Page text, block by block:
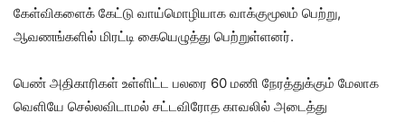
கேள்விகளைக் கேட்டு வாய்மொழியாக வாக்குமூலம் பெற்று,
ஆவணங்களில் மிரட்டி கையெழுத்து பெற்றுள்ளனர்.
பெண் அதிகாரிகள் உள்ளிட்ட பலரை 60 மணி நேரத்துக்கும் மேலாக
வெளியே செல்லவிடாமல் சட்டவிரோத காவலில் அடைத்து